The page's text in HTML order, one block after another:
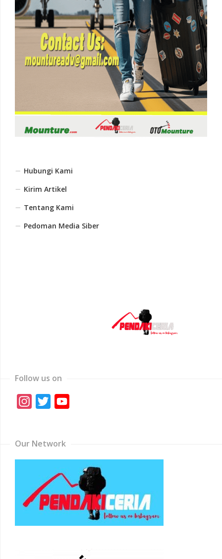
Hubungi Kami
Kirim Artikel
Tentang Kami
Pedoman Media Siber
Follow us on
Instagram
Twitter
Our Network